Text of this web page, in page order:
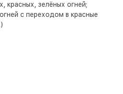
красных, зелёных огней;
с переходом в красные